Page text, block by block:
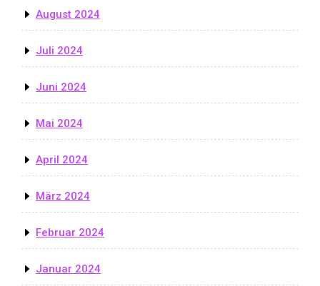
August 2024
Juli 2024
Juni 2024
Mai 2024
April 2024
März 2024
Februar 2024
Januar 2024